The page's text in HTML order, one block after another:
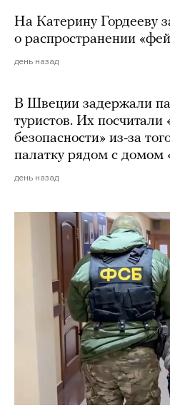
На Катерину Гордееву
о распространении
день назад
В Швеции задержали
туристов. Их посчитали
безопасности» из-за
палатку рядом с домом
день назад